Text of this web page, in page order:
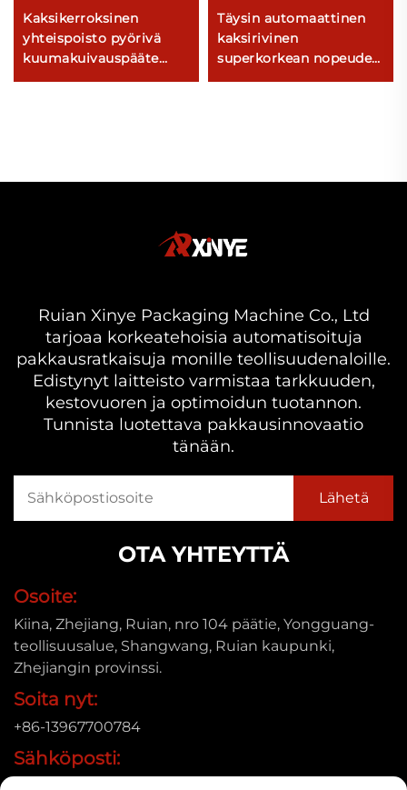
Kaksikerroksinen
yhteispoisto pyörivä
kuumakuivauspääte
elokuvien puuhauslaite
Täysin automaattinen
kaksirivinen
superkorkean nopeuden
muovi-T-paitapussi -
Ruian Xinye Packaging Machine Co., Ltd
tarjoaa korkeatehoisia automatisoituja
pakkausratkaisuja monille teollisuudenaloille.
Edistynyt laitteisto varmistaa tarkkuuden,
kestovuoren ja optimoidun tuotannon.
Tunnista luotettava pakkausinnovaatio
tänään.
OTA YHTEYTTÄ
Osoite:
Kiina, Zhejiang, Ruian, nro 104 päätie, Yongguang-
teollisuusalue, Shangwang, Ruian kaupunki,
Zhejiangin provinssi.
Soita nyt:
+86-13967700784
Sähköposti: